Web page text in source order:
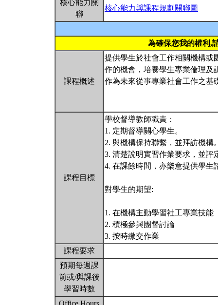
核心能力關
聯
核心能力與課程規劃關聯圖
為確保您我的權利,
課程概述
提供學生於社會工作相關機構或
作的機會，培養學生專業倫理及
作為未來從事專業社會工作之基
課程目標
學校督導教師職責：
1. 定期督導關心學生。
2. 與機構保持聯繫，並拜訪機構
3. 清楚說明實習作業要求，並評
4. 在課餘時間，亦樂意提供學生
對學生的期望:
1. 在機構主動學習社工專業技能
2. 積極參與團督討論
3. 按時繳交作業
課程要求
預期每週課
前或/與課後
學習時數
Office Hours